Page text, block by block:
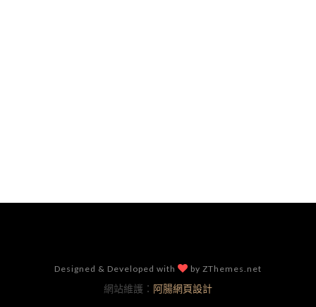
Designed & Developed with by ZThemes.net
網站維護： 阿腸網頁設計